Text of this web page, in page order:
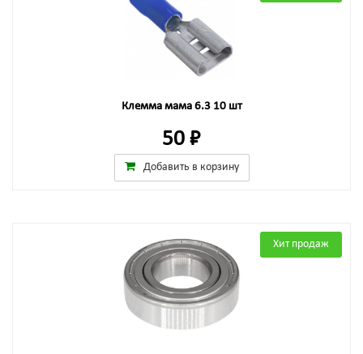
Клемма мама 6.3 10 шт
50 ₽
Добавить в корзину
Хит продаж